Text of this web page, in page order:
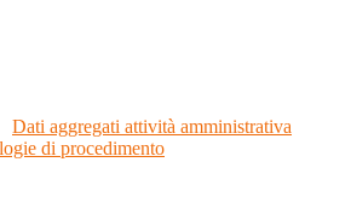
Dati aggregati attività amministrativa
di procedimento